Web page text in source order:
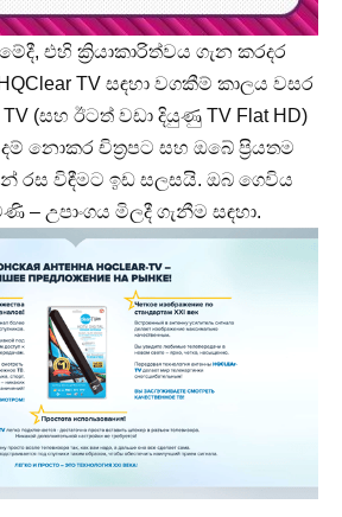
එහි ක්‍රියාකාරිත්වය ගැන කරදර
TV සඳහා වගකීම් කාලය වසර
(සහ ඊටත් වඩා දියුණු TV Flat HD)
නොකර චිත්‍රපට සහ ඔබේ ප්‍රියතම
රස විඳීමට ඉඩ සලසයි. ඔබ ගෙවිය
උපාංගය මිලදී ගැනීම සඳහා.